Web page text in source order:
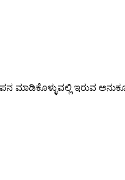
ಮಾಡಿಕೊಳ್ಳುವಲ್ಲಿ ಇರುವ